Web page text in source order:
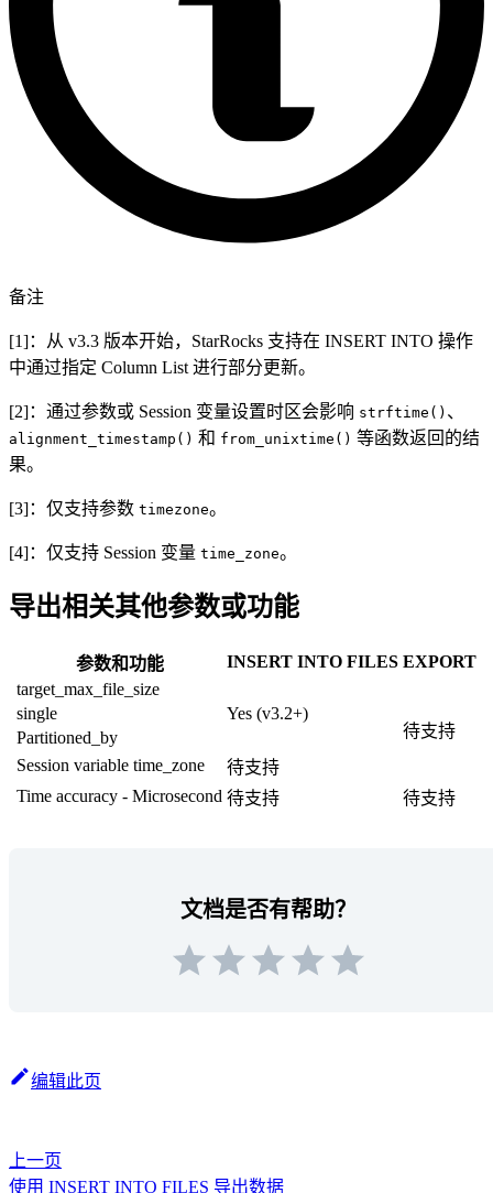
备注
[1]：从 v3.3 版本开始，StarRocks 支持在 INSERT INTO 操作
中通过指定 Column List 进行部分更新。
[2]：通过参数或 Session 变量设置时区会影响 strftime() 、
alignment_timestamp() 和 from_unixtime() 等函数返回的结
果。
[3]：仅支持参数 timezone。
[4]：仅支持 Session 变量 time_zone。
导出相关其他参数或功能
参数和功能 INSERT INTO FILES EXPORT
target_max_file_size
Yes (v3.2+)
待支持
single
Partitioned_by
Session variable time_zone
待支持
Time accuracy - Microsecond 待支持 待支持
文档是否有帮助？
编辑此页
上一页
使用 INSERT INTO FILES 导出数据